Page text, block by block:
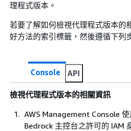
理程式版本。
若要了解如何檢視代理程式版本的
好方法的索引標籤，然後遵循下列
Console API
檢視代理程式版本的相關資訊
AWS Management Console
Bedrock 主控台之許可的 IAM